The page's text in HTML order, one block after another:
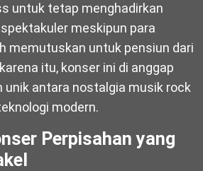
untuk tetap menghadirkan
meskipun para
memutuskan untuk pensiun dari
itu, konser ini di anggap
unik antara nostalgia musik rock
modern.
Perpisahan yang